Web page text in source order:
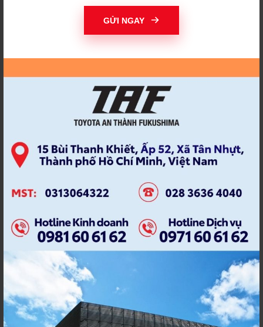
GỬI NGAY
THI ẢNH TOYOTA
THIỆN NGUYỆN
THỜI HẠN BẢO DƯỠNG
THÔNG BÁO TIẾN ĐỘ
THÔNG TƯ 15/2022
THÔNG TƯ MỚI
THƯƠNG HIỆU TAF
TÍCH ĐIỂM NHẬN QUÀ
TIẾN ĐỘ SỬA CHỮA
TOYOA AN THÀNH
FUKUSHIMA
TOYOT AN THANH
FUKUSHIMA
TOYOTA AN THÀNH
TOYOTA AN THÀNH
FUKUHSIMA
TOYOTA AN THÀNH
FUKUSHIM
TOYOTA AN THANH
TOYOTA AVANZA
TOYOTA AVANZA 2024
TOYOTA BINH CHANH
TOYOTA CHÍNH HÃNG